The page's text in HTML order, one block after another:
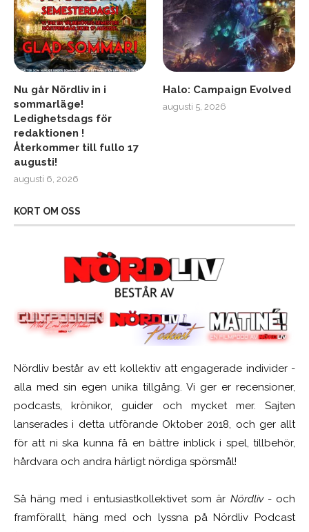
Nu går Nördliv in i
sommarläge!
Ledighetsdags för
redaktionen !
Återkommer till fullo 17
augusti!
augusti 6, 2026
Halo: Campaign Evolved
augusti 5, 2026
KORT OM OSS
Nördliv består av ett kollektiv att engagerade individer -
alla med sin egen unika tillgång. Vi ger er recensioner,
podcasts, krönikor, guider och mycket mer. Sajten
lanserades i detta utförande Oktober 2018, och ger allt
för att ni ska kunna få en bättre inblick i spel, tillbehör,
hårdvara och andra härligt nördiga spörsmål!
Så häng med i entusiastkollektivet som är Nördliv- och
framförallt, häng med och lyssna på Nördliv Podcast